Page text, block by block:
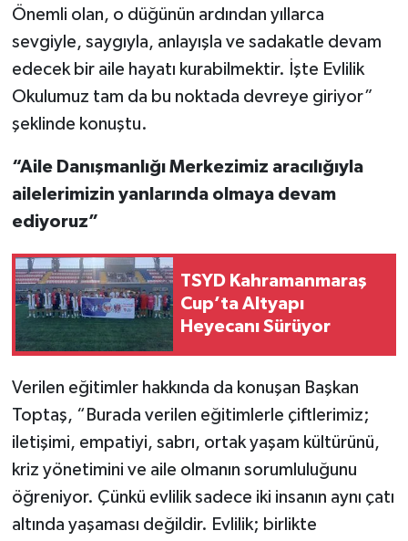
Önemli olan, o düğünün ardından yıllarca
sevgiyle, saygıyla, anlayışla ve sadakatle devam
edecek bir aile hayatı kurabilmektir. İşte Evlilik
Okulumuz tam da bu noktada devreye giriyor”
şeklinde konuştu.
“Aile Danışmanlığı Merkezimiz aracılığıyla
ailelerimizin yanlarında olmaya devam
ediyoruz”
TSYD Kahramanmaraş
Cup’ta Altyapı
Heyecanı Sürüyor
Verilen eğitimler hakkında da konuşan Başkan
Toptaş, “Burada verilen eğitimlerle çiftlerimiz;
iletişimi, empatiyi, sabrı, ortak yaşam kültürünü,
kriz yönetimini ve aile olmanın sorumluluğunu
öğreniyor. Çünkü evlilik sadece iki insanın aynı çatı
altında yaşaması değildir. Evlilik; birlikte